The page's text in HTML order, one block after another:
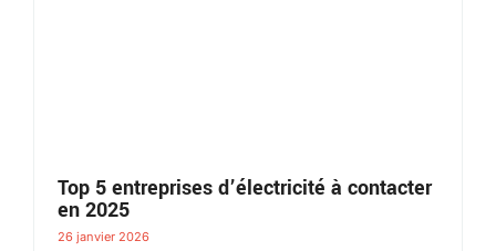
Top 5 entreprises d’électricité à contacter
en 2025
26 janvier 2026